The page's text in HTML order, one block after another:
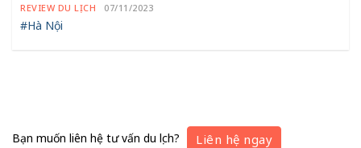
REVIEW DU LỊCH 07/11/2023
#Hà Nội
Bạn muốn liên hệ tư vấn du lịch? Liên hệ ngay